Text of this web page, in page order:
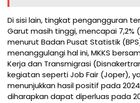
Di sisi lain, tingkat pengangguran
Garut masih tinggi, mencapai 7,2%
menurut Badan Pusat Statistik
menanggulangi hal ini, MKKS
Kerja dan Transmigrasi
kegiatan seperti Job Fair (Joper),
menunjukkan hasil positif pada
diharapkan dapat diperluas pada